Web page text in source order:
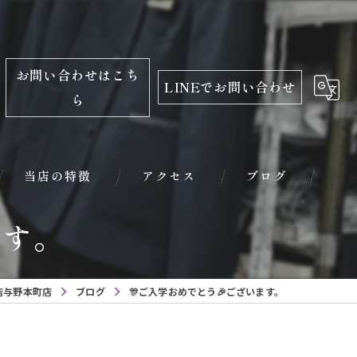
お問い合わせはこち
ら
LINEでお問い合わせ
当店の特徴
振袖
学生服
アクセス ブログ
。
与野本町店 ブログ 🎊ご入学おめでとう🎉ございます。